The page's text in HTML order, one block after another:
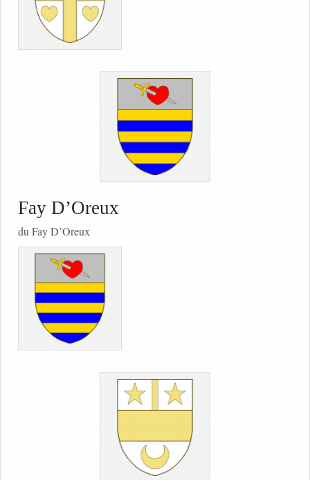
Fay D’Oreux
du Fay D’Oreux